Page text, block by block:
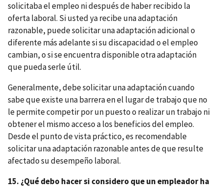
solicitaba el empleo ni después de haber recibido la
oferta laboral. Si usted ya recibe una adaptación
razonable, puede solicitar una adaptación adicional o
diferente más adelante si su discapacidad o el empleo
cambian, o si se encuentra disponible otra adaptación
que pueda serle útil.
Generalmente, debe solicitar una adaptación cuando
sabe que existe una barrera en el lugar de trabajo que no
le permite competir por un puesto o realizar un trabajo ni
obtener el mismo acceso a los beneficios del empleo.
Desde el punto de vista práctico, es recomendable
solicitar una adaptación razonable antes de que resulte
afectado su desempeño laboral.
15. ¿Qué debo hacer si considero que un empleador ha